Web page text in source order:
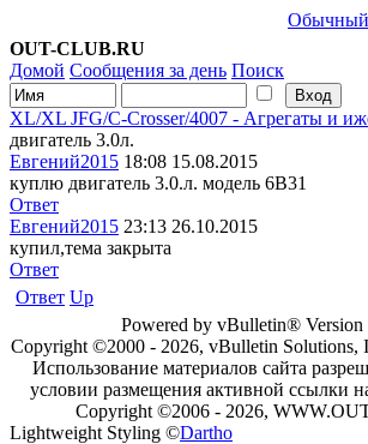
Обычный
OUT-CLUB.RU
Домой Сообщения за день Поиск
XL/XL JFG/C-Crosser/4007 - Агрегаты и
двигатель 3.0л.
Евгений2015 18:08 15.08.2015
куплю двигатель 3.0.л. модель 6B31
Ответ
Евгений2015 23:13 26.10.2015
купил,тема закрыта
Ответ
Ответ Up
Powered by vBulletin® Version
Copyright ©2000 - 2026, vBulletin Solutions,
Использование материалов сайта
условии размещения активной ссылки
Copyright ©2006 - 2026,
Lightweight Styling ©Dartho